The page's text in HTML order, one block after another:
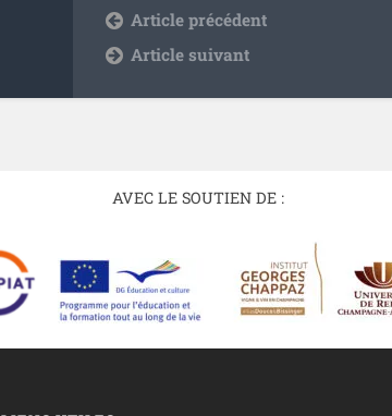
Article précédent
Article suivant
AVEC LE SOUTIEN DE :